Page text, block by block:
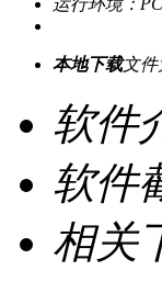
本地下载文件
软件
软件
相关